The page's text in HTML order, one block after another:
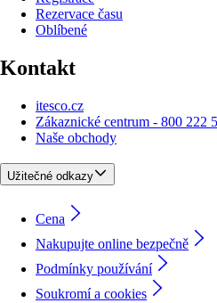
Rezervace času
Oblíbené
Kontakt
itesco.cz
Zákaznické centrum - 800 222
Naše obchody
Užitečné odkazy
Cena
Nakupujte online bezpečně
Podmínky používání
Soukromí a cookies